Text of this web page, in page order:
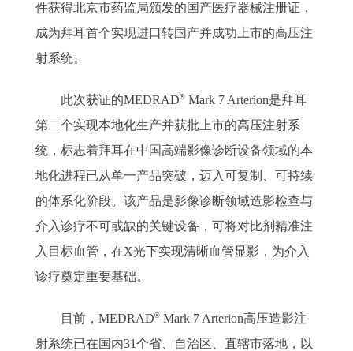
件获得北京市药监局颁发的国产医疗器械注册证，
成为拜耳首个实现进口转国产并成功上市的高压注
射系统。
此次获证的MEDRAD® Mark 7 Arterion是拜耳
第二个实现本地化生产并获批上市的高压注射系
统，标志着拜耳在中国高端影像诊断设备领域的本
地化进程已从单一产品突破，迈入可复制、可持续
的体系化阶段。该产品是影像诊断领域造影检查与
介入诊疗不可或缺的关键设备，可将对比剂精准注
入目标血管，在X光下实现清晰血管显影，为介入
诊疗奠定重要基础。
目前，MEDRAD® Mark 7 Arterion高压造影注
射系统已在国内31个省、自治区、直辖市落地，以